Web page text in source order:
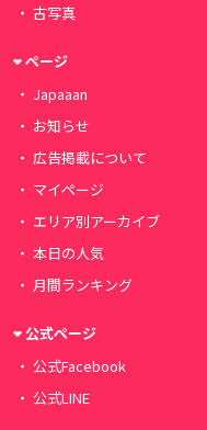
古写真
ページ
Japaaan
お知らせ
広告掲載について
マイページ
エリア別アーカイブ
本日の人気
月間ランキング
公式ページ
公式Facebook
公式LINE